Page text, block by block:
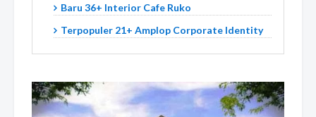
Baru 36+ Interior Cafe Ruko
Terpopuler 21+ Amplop Corporate Identity